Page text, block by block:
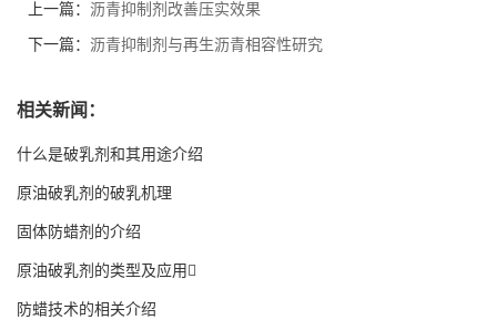
上一篇： 沥青抑制剂改善压实效果
下一篇： 沥青抑制剂与再生沥青相容性研究
相关新闻：
什么是破乳剂和其用途介绍
原油破乳剂的破乳机理
固体防蜡剂的介绍
原油破乳剂的类型及应用
防蜡技术的相关介绍